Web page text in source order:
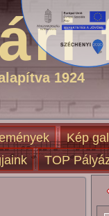
1924
Kép
TOP